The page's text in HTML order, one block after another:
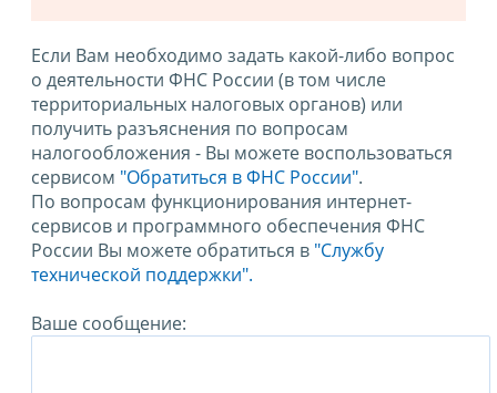
Если Вам необходимо задать какой-либо вопрос
о деятельности ФНС России (в том числе
территориальных налоговых органов) или
получить разъяснения по вопросам
налогообложения - Вы можете воспользоваться
сервисом "Обратиться в ФНС России".
По вопросам функционирования интернет-
сервисов и программного обеспечения ФНС
России Вы можете обратиться в "Службу
технической поддержки".
Ваше сообщение: